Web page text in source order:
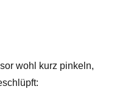
wohl kurz pinkeln,